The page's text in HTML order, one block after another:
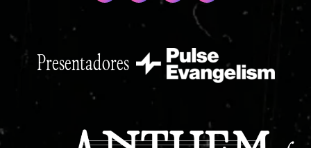
Presentadores